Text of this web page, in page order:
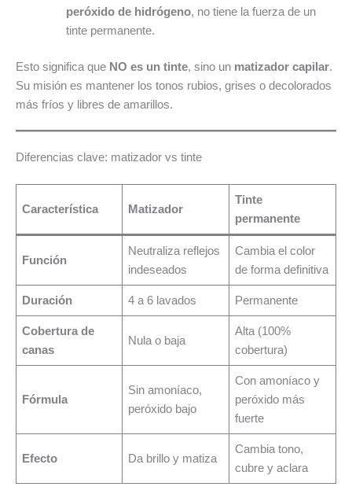
peróxido de hidrógeno, no tiene la fuerza de un
tinte permanente.
Esto significa que NO es un tinte, sino un matizador capilar.
Su misión es mantener los tonos rubios, grises o decolorados
más fríos y libres de amarillos.
Diferencias clave: matizador vs tinte
Característica Matizador
Tinte
permanente
Función
Neutraliza reflejos
indeseados
Cambia el color
de forma definitiva
Duración 4 a 6 lavados Permanente
Cobertura de
canas
Nula o baja
Alta (100%
cobertura)
Fórmula
Sin amoníaco,
peróxido bajo
Con amoníaco y
peróxido más
fuerte
Efecto Da brillo y matiza
Cambia tono,
cubre y aclara